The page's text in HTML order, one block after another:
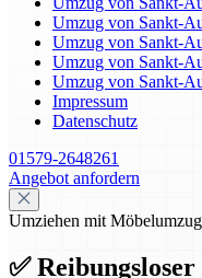
Umzug von Sankt-
Umzug von Sankt-
Umzug von Sankt-
Umzug von Sankt-
Impressum
Datenschutz
01579-2648261
Angebot anfordern
Umziehen mit
✅